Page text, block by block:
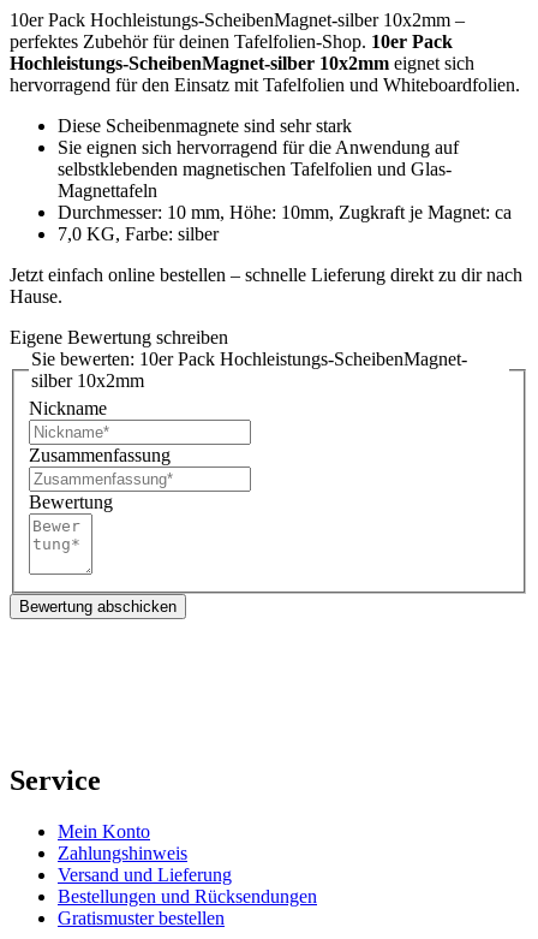
10er Pack Hochleistungs-ScheibenMagnet-silber 10x2mm –
perfektes Zubehör für deinen Tafelfolien-Shop. 10er Pack
Hochleistungs-ScheibenMagnet-silber 10x2mm eignet sich
hervorragend für den Einsatz mit Tafelfolien und Whiteboardfolien.
Diese Scheibenmagnete sind sehr stark
Sie eignen sich hervorragend für die Anwendung auf
selbstklebenden magnetischen Tafelfolien und Glas-
Magnettafeln
Durchmesser: 10 mm, Höhe: 10mm, Zugkraft je Magnet: ca
7,0 KG, Farbe: silber
Jetzt einfach online bestellen – schnelle Lieferung direkt zu dir nach
Hause.
Eigene Bewertung schreiben
Sie bewerten: 10er Pack Hochleistungs-ScheibenMagnet-
silber 10x2mm
Nickname
Zusammenfassung
Bewertung
Bewertung abschicken
Service
Mein Konto
Zahlungshinweis
Versand und Lieferung
Bestellungen und Rücksendungen
Gratismuster bestellen